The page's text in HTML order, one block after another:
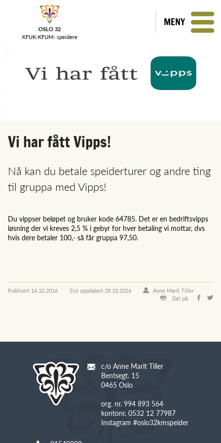
OSLO 32
KFUK-KFUM- speidere
MENY
Vi har fått Vipps!
Nå kan du betale speiderturer og andre ting
til gruppa med Vipps!
Du vippser beløpet og bruker kode 64785. Det er en bedriftsvipps
løsning der vi kreves 2,5 % i gebyr for hver betaling vi mottar, dvs
hvis dere betaler 100,- så får gruppa 97,50.
Publisert 14.10.2016 Sist oppdatert 28.10.2016
Anne Marit Tiller
Del på:
c/o Anne Marit Tiller
Bentsegt. 15
0465 Oslo
org. nr. 994 893 564
kontonr. 0532 12 77987
Instagram #oslo32kmspeider